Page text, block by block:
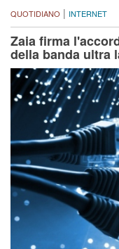
QUOTIDIANO | INTERNET
Zaia firma
della banda ultra